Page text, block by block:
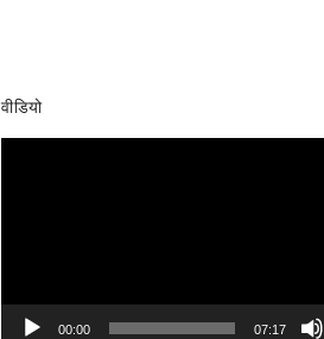
वीडियो
00:00 07:17